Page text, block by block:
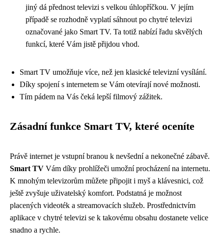
jiný dá přednost televizi s velkou úhlopříčkou. V jejím
případě se rozhodně vyplatí sáhnout po chytré televizi
označované jako Smart TV. Ta totiž nabízí řadu skvělých
funkcí, které Vám jistě přijdou vhod.
Smart TV umožňuje více, než jen klasické televizní vysílání.
Díky spojení s internetem se Vám otevírají nové možnosti.
Tím pádem na Vás čeká lepší filmový zážitek.
Zásadní funkce Smart TV, které oceníte
Právě internet je vstupní branou k nevšední a nekonečné zábavě.
Smart TV Vám díky prohlížeči umožní procházení na internetu.
K mnohým televizorům můžete připojit i myš a klávesnici, což
ještě zvyšuje uživatelský komfort. Podstatná je možnost
placených videoték a streamovacích služeb. Prostřednictvím
aplikace v chytré televizi se k takovému obsahu dostanete velice
snadno a rychle.